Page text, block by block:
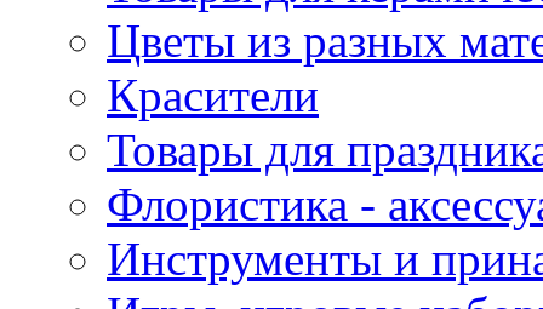
Цветы из разных
Красители
Товары для
Флористика -
Инструменты и